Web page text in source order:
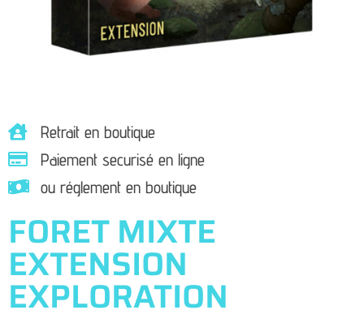
Retrait en boutique
Paiement securisé en ligne
ou réglement en boutique
FORET MIXTE
EXTENSION
EXPLORATION